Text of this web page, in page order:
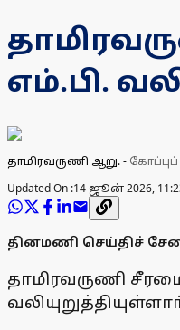
எம்.பி.
தாமிரவருணி ஆறு.- கோப்புப்
Updated On :14 ஜூன் 2026,
தினமணி செய்திச்
தாமிரவருணி